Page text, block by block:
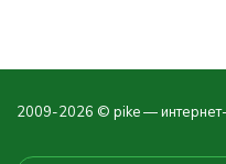
2009-2026 © pike —